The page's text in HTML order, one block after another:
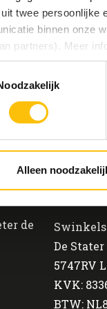
twee persoonlijke
binnen onze
partners). Meer
deze twee
en
Alleen
volgens het
de
Swinkels
De Stater
5747RV
KVK:
BTW: